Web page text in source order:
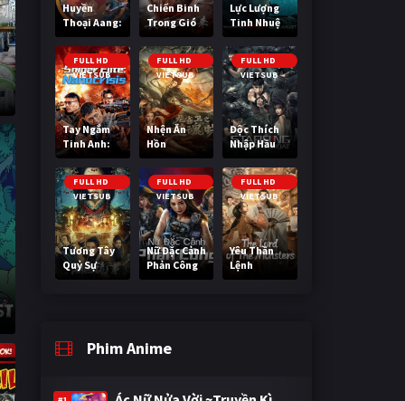
Huyền
Thoại Aang:
Tiết Khí Sư
Cuối Cùng
Chiến Binh
Trong Gió
Lực Lượng
Tinh Nhuệ
FULL HD
VIETSUB
Tay Ngắm
Tinh Anh:
Nguy Cơ
Nano
FULL HD
VIETSUB
Nhện Ăn
Hồn
FULL HD
VIETSUB
Độc Thích
Nhập Hầu
FULL HD
VIETSUB
Tương Tây
Quỷ Sự
FULL HD
VIETSUB
Nữ Đặc Cảnh
Phản Công
FULL HD
VIETSUB
Yêu Thần
Lệnh
Phim Anime